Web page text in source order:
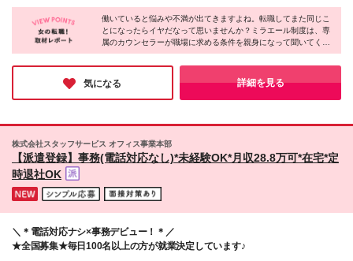
岡山 17万6000円～ 香川 17万5000円～ 北海道 17万
4000円～ 新潟 17万3500円～ 福島 16万9500円～ 山
口/愛媛 16万8500円～ 熊本 16万5500円～ 長崎 16万
同様) 勤務エリア/東京・神奈川・千葉・埼玉・名古
屋・大阪・京都・兵庫 ・札幌・仙台・静岡・福岡 試
滋賀、京都、大阪、神戸、奈良、広島、岡山、香川、
愛媛、山口、福岡、熊本、長崎、鹿児島の当社取引先
企業での勤務 ◆大手企業で働くチャンス！ ◆転勤な
し/自宅から通える範囲で希望を考慮して決定 ◆キレ
イ＆おしゃれオフィス多数 ◆駅チカで通勤に便利な
エリアも♪ ※配属先によって異なります 【勤務地エリ
アの一例】 東京都……23区内メイン 神奈川県……横
田・淀屋橋・本町・難波 など 兵庫県……神戸市メ
イン・三ノ宮 など 福岡県……博多・天神 など
働いていると悩みや不満が出てきますよね。転職してまた同じこ
とになったらイヤだなって思いませんか？ミラエール制度は、専
属のカウンセラーが職場に求める条件を親身になって聞いてくれ
るみたい！入社してからじゃないとわからないことに悩まされる
心配もなくなりそうですね。女性が長く働くために必要な要素が
詰まった会社だと感じました！
気になる 詳細を見る
株式会社スタッフサービス オフィス事業本部
【派遣登録】事務(電話対応なし)*未経験OK*月収28.8万可*在宅*定
時退社OK
＼＊電話対応ナシ×事務デビュー！＊／
★全国募集★毎日100名以上の方が就業決定しています♪